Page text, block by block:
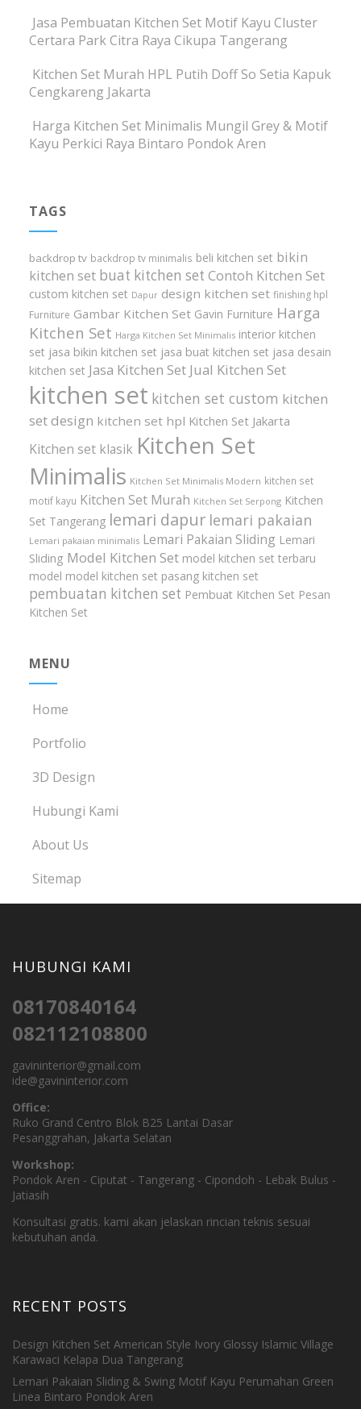
Jasa Pembuatan Kitchen Set Motif Kayu Cluster
Certara Park Citra Raya Cikupa Tangerang
Kitchen Set Murah HPL Putih Doff So Setia Kapuk
Cengkareng Jakarta
Harga Kitchen Set Minimalis Mungil Grey & Motif
Kayu Perkici Raya Bintaro Pondok Aren
TAGS
backdrop tv backdrop tv minimalis beli kitchen set bikin
kitchen set buat kitchen set Contoh Kitchen Set
custom kitchen set Dapur design kitchen set finishing hpl
Furniture Gambar Kitchen Set Gavin Furniture Harga
Kitchen Set Harga Kitchen Set Minimalis interior kitchen
set jasa bikin kitchen set jasa buat kitchen set jasa desain
kitchen set Jasa Kitchen Set Jual Kitchen Set
kitchen set kitchen set custom kitchen
set design kitchen set hpl Kitchen Set Jakarta
Kitchen set klasik Kitchen Set
Minimalis Kitchen Set Minimalis Modern kitchen set
motif kayu Kitchen Set Murah Kitchen Set Serpong Kitchen
Set Tangerang lemari dapur lemari pakaian
Lemari pakaian minimalis Lemari Pakaian Sliding Lemari
Sliding Model Kitchen Set model kitchen set terbaru
model model kitchen set pasang kitchen set
pembuatan kitchen set Pembuat Kitchen Set Pesan
Kitchen Set
MENU
Home
Portfolio
3D Design
Hubungi Kami
About Us
Sitemap
HUBUNGI KAMI
08170840164
082112108800
gavininterior@gmail.com
ide@gavininterior.com
Office:
Ruko Grand Centro Blok B25 Lantai Dasar
Pesanggrahan, Jakarta Selatan
Workshop:
Pondok Aren - Ciputat - Tangerang - Cipondoh - Lebak Bulus -
Jatiasih
Konsultasi gratis. kami akan jelaskan rincian teknis sesuai
kebutuhan anda.
RECENT POSTS
Design Kitchen Set American Style Ivory Glossy Islamic Village
Karawaci Kelapa Dua Tangerang
Lemari Pakaian Sliding & Swing Motif Kayu Perumahan Green
Linea Bintaro Pondok Aren